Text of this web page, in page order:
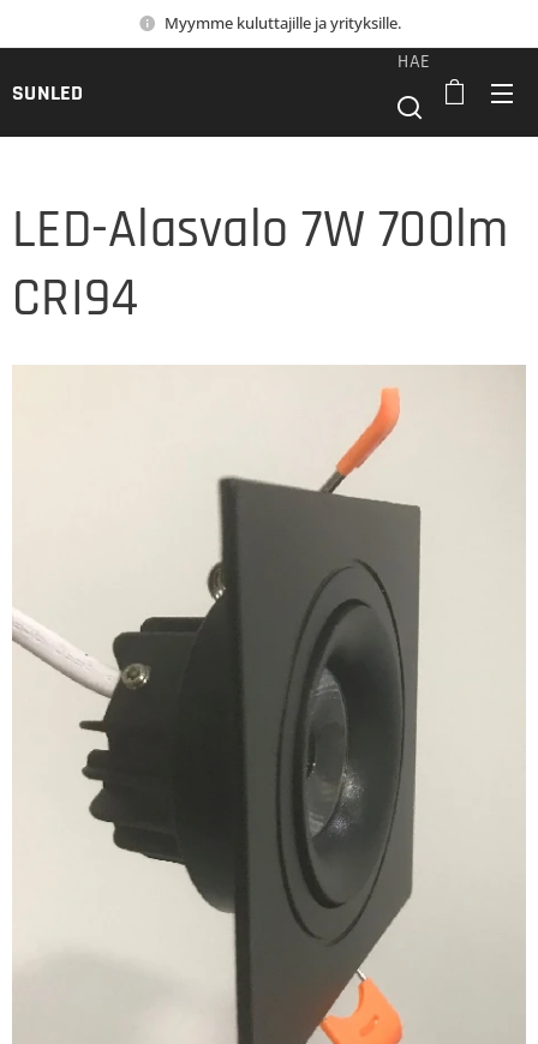
Myymme kuluttajille ja yrityksille.
SUNLED
HAE
LED-Alasvalo 7W 700lm
CRI94